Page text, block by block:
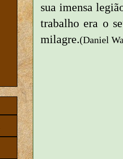
sua imensa
trabalho era o
milagre.(Daniel